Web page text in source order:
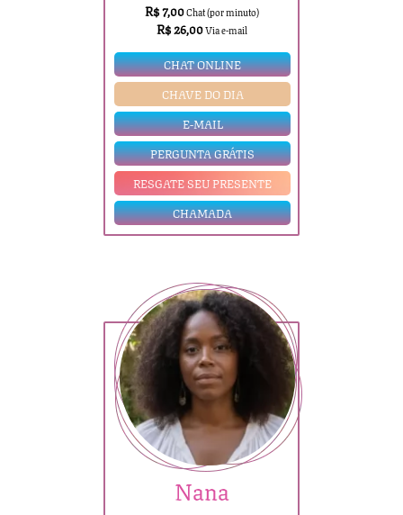
R$ 7,00Chat (por minuto)
R$ 26,00Via e-mail
CHAT ONLINE
CHAVE DO DIA
E-MAIL
PERGUNTA GRÁTIS
RESGATE SEU PRESENTE
CHAMADA
Nana